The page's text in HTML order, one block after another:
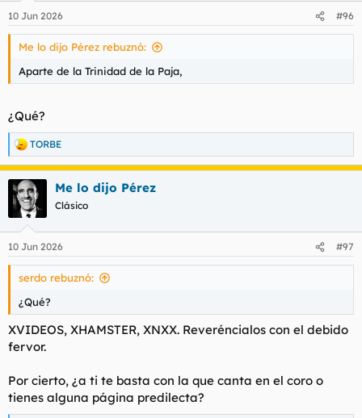
e
s
10 Jun 2026 #96
Me lo dijo Pérez rebuznó:
Aparte de la Trinidad de la Paja,
¿Qué?
R
e
a
c
c
e
s
TORBE
Me lo dijo Pérez
Clásico
10 Jun 2026 #97
serdo rebuznó:
¿Qué?
XVIDEOS, XHAMSTER, XNXX. Reveréncialos con el debido
fervor.
Por cierto, ¿a ti te basta con la que canta en el coro o
tienes alguna página predilecta?